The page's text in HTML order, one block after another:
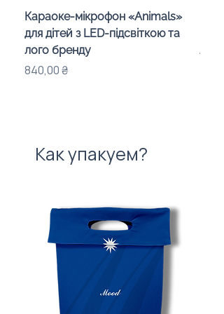
Караоке-мікрофон «Animals»
для дітей з LED-підсвіткою та
лого бренду
Цена
840,00 ₴
Как упакуем?